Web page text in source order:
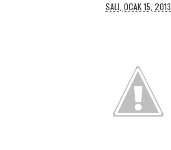
SALI, OCAK 15, 2013